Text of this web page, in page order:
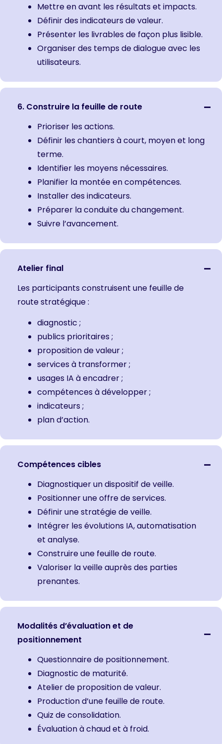
Mettre en avant les résultats et impacts.
Définir des indicateurs de valeur.
Présenter les livrables de façon plus lisible.
Organiser des temps de dialogue avec les
utilisateurs.
6. Construire la feuille de route
Prioriser les actions.
Définir les chantiers à court, moyen et long
terme.
Identifier les moyens nécessaires.
Planifier la montée en compétences.
Installer des indicateurs.
Préparer la conduite du changement.
Suivre l’avancement.
Atelier final
Les participants construisent une feuille de
route stratégique :
diagnostic ;
publics prioritaires ;
proposition de valeur ;
services à transformer ;
usages IA à encadrer ;
compétences à développer ;
indicateurs ;
plan d’action.
Compétences cibles
Diagnostiquer un dispositif de veille.
Positionner une offre de services.
Définir une stratégie de veille.
Intégrer les évolutions IA, automatisation
et analyse.
Construire une feuille de route.
Valoriser la veille auprès des parties
prenantes.
Modalités d’évaluation et de
positionnement
Questionnaire de positionnement.
Diagnostic de maturité.
Atelier de proposition de valeur.
Production d’une feuille de route.
Quiz de consolidation.
Évaluation à chaud et à froid.